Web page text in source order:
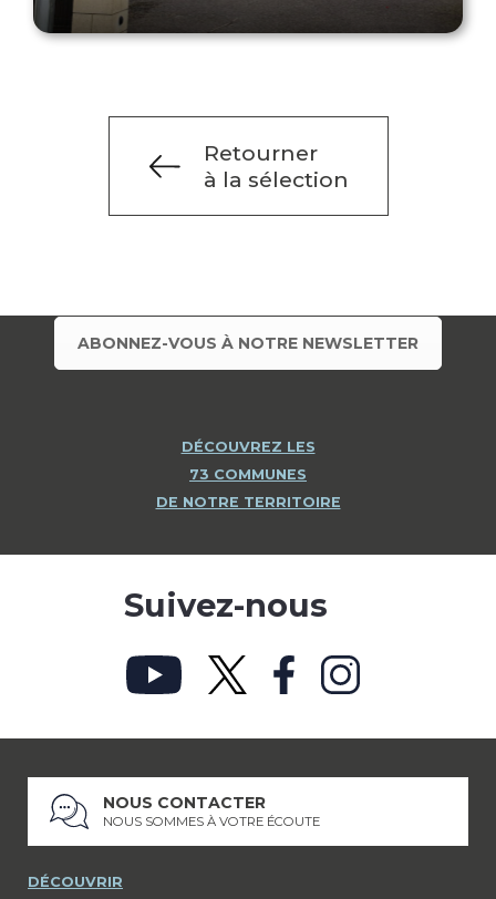
Retourner
à la sélection
ABONNEZ-VOUS À NOTRE NEWSLETTER
DÉCOUVREZ LES
73 COMMUNES
DE NOTRE TERRITOIRE
Suivez-nous
NOUS CONTACTER
NOUS SOMMES À VOTRE ÉCOUTE
DÉCOUVRIR